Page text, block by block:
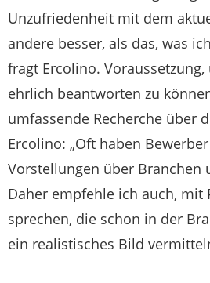
Unzufriedenheit mit dem
andere besser, als das, was
fragt Ercolino. Voraussetzung,
ehrlich beantworten zu
umfassende Recherche über
Ercolino: „Oft haben
Vorstellungen über Branchen
Daher empfehle ich auch, mit
sprechen, die schon in der
ein realistisches Bild